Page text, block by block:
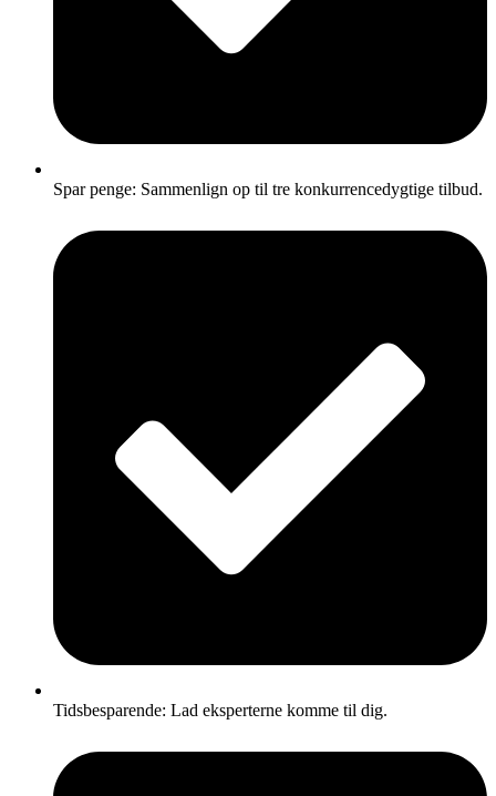
Spar penge: Sammenlign op til tre konkurrencedygtige tilbud.
Tidsbesparende: Lad eksperterne komme til dig.